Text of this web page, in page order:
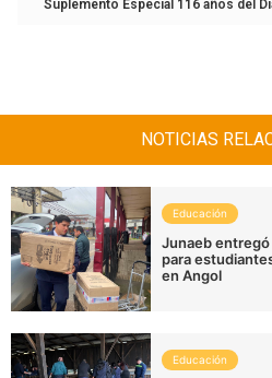
Suplemento Especial 116 años del
NOTICIAS
Educación
Junaeb
para
en Angol
Educación